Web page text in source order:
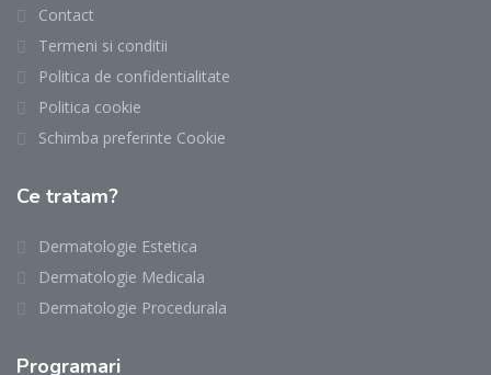
Contact
Termeni si conditii
Politica de confidentialitate
Politica cookie
Schimba preferinte Cookie
Ce tratam?
Dermatologie Estetica
Dermatologie Medicala
Dermatologie Procedurala
Programari